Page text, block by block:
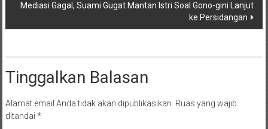
Mediasi Gagal, Suami Gugat Mantan Istri Soal Gono-gini Lanjut
ke Persidangan
Tinggalkan Balasan
Alamat email Anda tidak akan dipublikasikan. Ruas yang wajib
ditandai *